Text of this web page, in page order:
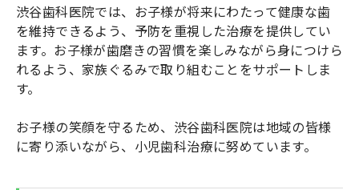
渋谷歯科医院では、お子様が将来にわたって健康な歯
を維持できるよう、予防を重視した治療を提供してい
ます。お子様が歯磨きの習慣を楽しみながら身につけら
れるよう、家族ぐるみで取り組むことをサポートしま
す。
お子様の笑顔を守るため、渋谷歯科医院は地域の皆様
に寄り添いながら、小児歯科治療に努めています。